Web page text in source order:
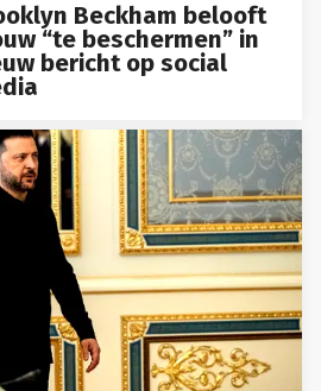
Beckham belooft
“te beschermen” in
bericht op social